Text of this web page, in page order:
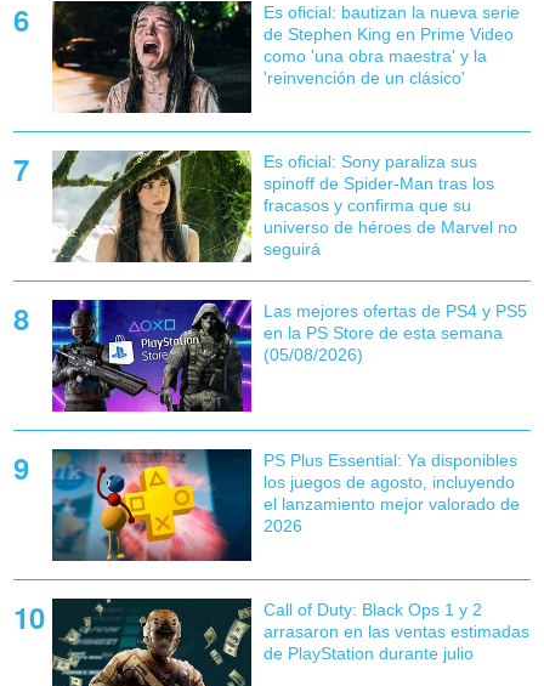
Es oficial: bautizan la nueva serie
de Stephen King en Prime Video
como 'una obra maestra' y la
'reinvención de un clásico'
Es oficial: Sony paraliza sus
spinoff de Spider-Man tras los
fracasos y confirma que su
universo de héroes de Marvel no
seguirá
Las mejores ofertas de PS4 y PS5
en la PS Store de esta semana
(05/08/2026)
PS Plus Essential: Ya disponibles
los juegos de agosto, incluyendo
el lanzamiento mejor valorado de
2026
Call of Duty: Black Ops 1 y 2
arrasaron en las ventas estimadas
de PlayStation durante julio